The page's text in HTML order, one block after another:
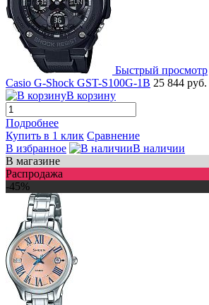
Быстрый просмотр
Casio G-Shock GST-S100G-1B 25 844 руб.
В корзину
Подробнее
Купить в 1 клик Сравнение
В избранное
В наличии
В магазине
Распродажа
-45%